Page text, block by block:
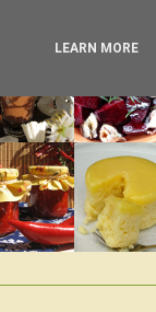
LEARN MORE